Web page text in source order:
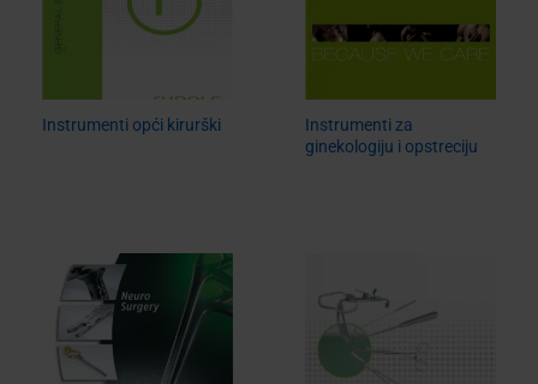
Instrumenti opći kirurški
Instrumenti za
ginekologiju i opstreciju